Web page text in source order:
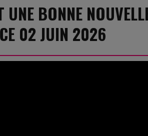
UNE BONNE
02 JUIN 2026